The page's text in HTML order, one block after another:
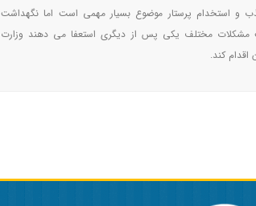
و استخدام پرستار موضوع بسیار مهمی است اما نگهداشت
مشکلات مختلف یکی پس از دیگری استعفا می دهند وزارت
اقدام کند.